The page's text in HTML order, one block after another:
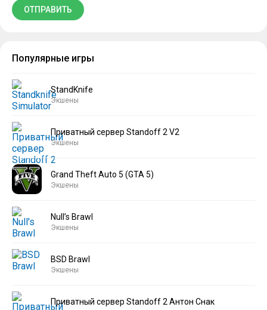
Популярные игры
StandKnife
Экшены
Приватный сервер Standoff 2 V2
Экшены
Grand Theft Auto 5 (GTA 5)
Экшены
Null’s Brawl
Экшены
BSD Brawl
Экшены
Приватный сервер Standoff 2 Антон Снак